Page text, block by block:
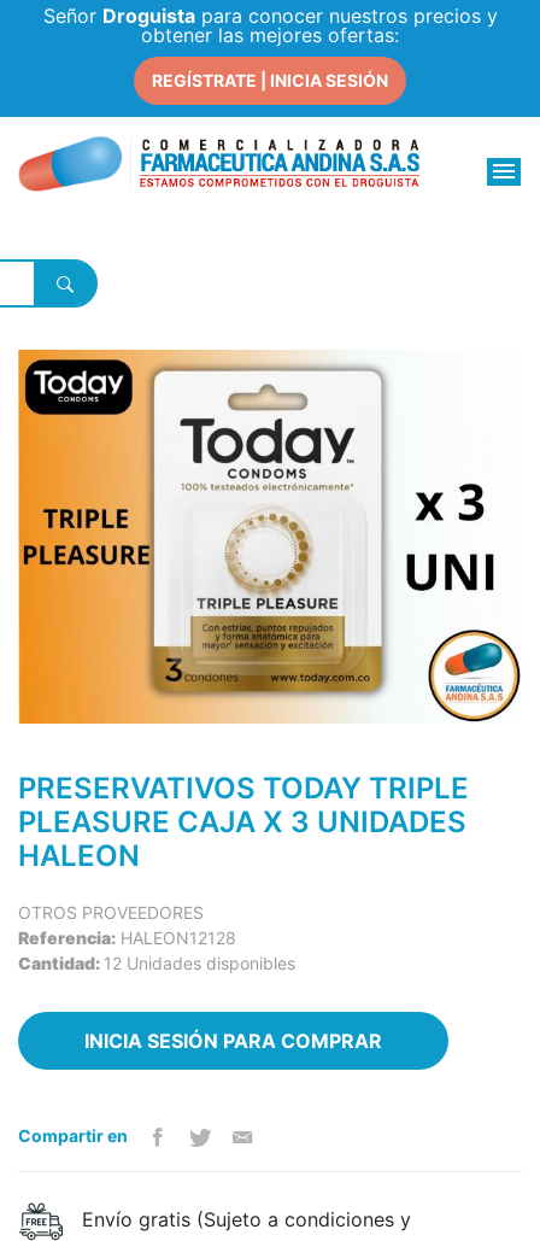
Señor Droguistapara conocer nuestros precios y
obtener las mejores ofertas:
REGÍSTRATE | INICIA SESIÓN
PRESERVATIVOS TODAY TRIPLE
PLEASURE CAJA X 3 UNIDADES
HALEON
OTROS PROVEEDORES
Referencia: HALEON12128
Cantidad: 12 Unidades disponibles
INICIA SESIÓN PARA COMPRAR
Compartir en
Envío gratis (Sujeto a condiciones y